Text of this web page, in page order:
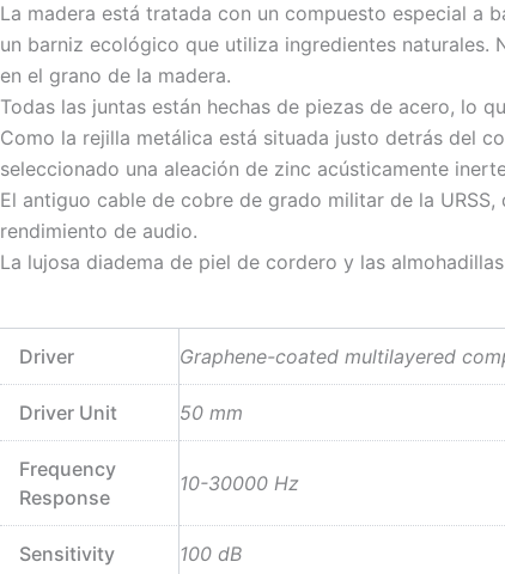
La madera está tratada con un compuesto especial a
un barniz ecológico que utiliza ingredientes naturales.
en el grano de la madera.
Todas las juntas están hechas de piezas de acero, lo
Como la rejilla metálica está situada justo detrás del
seleccionado una aleación de zinc acústicamente
El antiguo cable de cobre de grado militar de la
rendimiento de audio.
La lujosa diadema de piel de cordero y las
Driver Graphene-coated multilayered
Driver Unit 50 mm
Frequency
Response
10-30000 Hz
Sensitivity 100 dB